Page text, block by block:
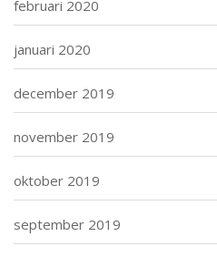
februari 2020
januari 2020
december 2019
november 2019
oktober 2019
september 2019